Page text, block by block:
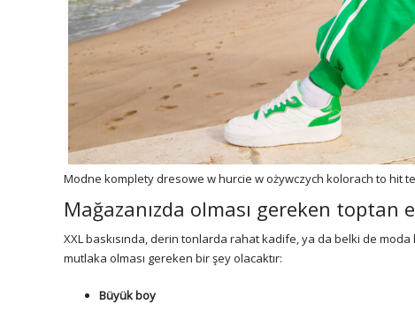
Modne komplety dresowe w hurcie w ożywczych kolorach to hit
Mağazanızda olması gereken toptan
XXL baskısında, derin tonlarda rahat kadife, ya da belki de moda
mutlaka olması gereken bir şey olacaktır:
Büyük boy